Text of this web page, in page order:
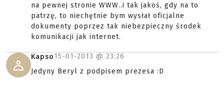
na pewnej stronie WWW..i tak jakoś, gdy na to
patrzę, to niechętnie bym wysłał oficjalne
dokumenty poprzez tak niebezpieczny środek
komunikacji jak internet.
Kapso15-01-2013 @ 23:26
Jedyny Beryl z podpisem prezesa :D